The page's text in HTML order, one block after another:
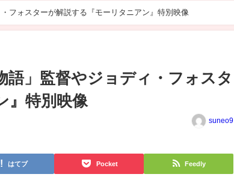
フォスターが解説する『モーリタニアン』特別映像
語」監督やジョディ・フォスタ
』特別映像
suneo9
はてブ Pocket Feedly